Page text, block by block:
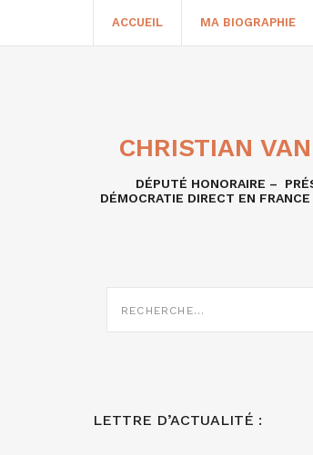
ACCUEIL MA BIOGRAPHIE
CHRISTIAN
DÉPUTÉ HONORAIRE –
DÉMOCRATIE DIRECT EN
SUR
LETTRE D’ACTUALITÉ :